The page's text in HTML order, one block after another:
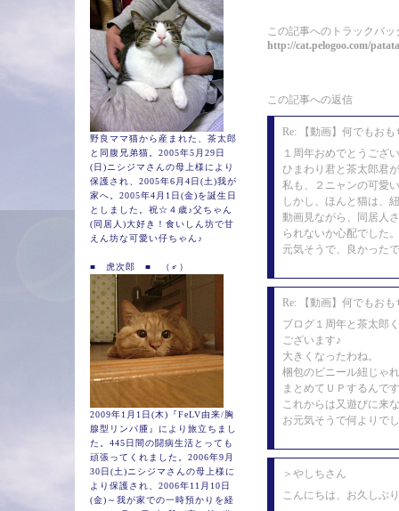
野良ママ猫から産まれた、茶太郎
と同腹兄弟猫。2005年5月29日
(日)ニシジマさんの母上様により
保護され、2005年6月4日(土)我が
家へ。2005年4月1日(金)を誕生日
としました。祝☆４歳♪父ちゃん
(同居人)大好き！食いしん坊で甘
えん坊な可愛い仔ちゃん♪
■ 虎次郎 ■ （♂）
2009年1月1日(木)『FeLV由来/胸
腺型リンパ腫』により旅立ちまし
た。445日間の闘病生活とっても
頑張ってくれました。2006年9月
30日(土)ニシジマさんの母上様に
より保護され、2006年11月10日
(金)～我が家での一時預かりを経
この記事へのトラックバッ
http://cat.pelogoo.com/
この記事への返信
Re: 【動画】何でもおも
１周年おめでとうござ
ひまわり君と茶太郎君
私も、２ニャンの可愛
しかし、ほんと猫は、
動画見ながら、同居人
られないか心配でした
元気そうで、良かった
Re: 【動画】何でもおも
ブログ１周年と茶太郎
ございます♪
大きくなったわね。
梱包のビニール紐じゃ
まとめてＵＰするんで
これからは又遊びに来
お元気そうで何よりで
＞やしちさん
こんにちは、お久しぶ